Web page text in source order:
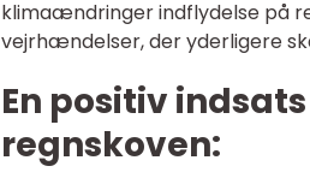
klimaændringer indflydelse på
vejrhændelser, der yderligere
En positiv
regnskoven: